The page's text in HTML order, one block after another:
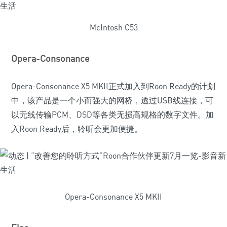
McIntosh C53
Opera-Consonance
Opera-Consonance X5 MKII正式加入到Roon Ready的计划
中，该产品是一个小而强大的网桥，透过USB线连接，可
以无线传输PCM、DSD等各类无损高规格的数字文件。加
入Roon Ready后，聆听会更加便捷。
Opera-Consonance X5 MKII